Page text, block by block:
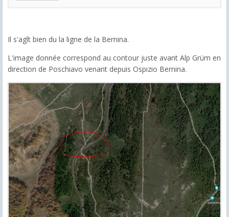
Il s'agît bien du la ligne de la Bernina.
L'image donnée correspond au contour juste avant Alp Grüm en
direction de Poschiavo venant depuis Ospizio Bernina.